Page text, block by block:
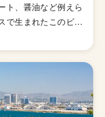
ト、醤油など例えら
で生まれたこのビー
飲んだ方が香りが立
できるためです。
います。ロンドン
造所でラルフ・ハー